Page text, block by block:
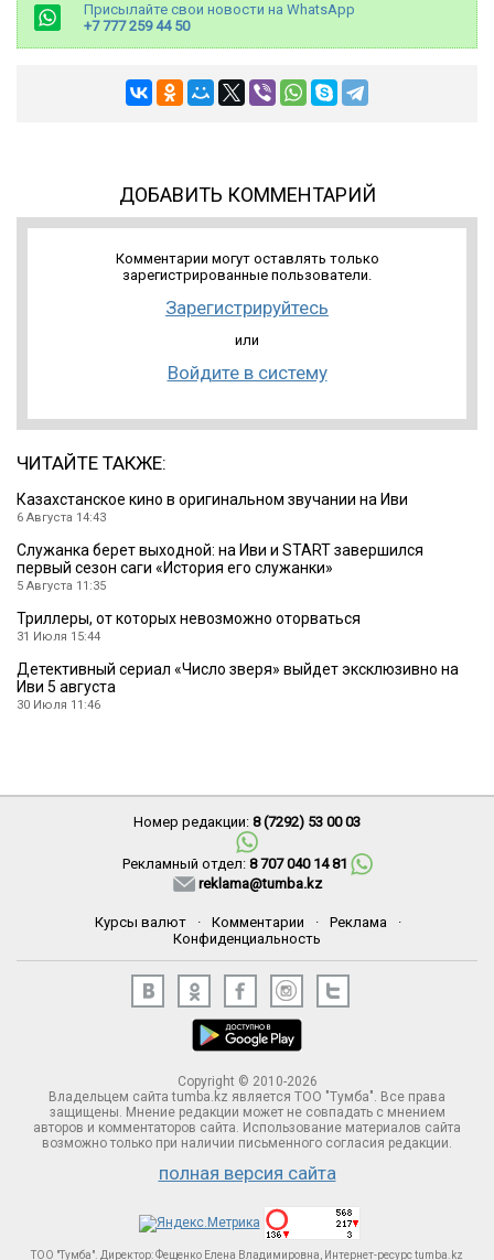
Присылайте свои новости на WhatsApp
+7 777 259 44 50
ДОБАВИТЬ КОММЕНТАРИЙ
Комментарии могут оставлять только
зарегистрированные пользователи.
Зарегистрируйтесь
или
Войдите в систему
ЧИТАЙТЕ ТАКЖЕ:
Казахстанское кино в оригинальном звучании на Иви
6 Августа 14:43
Служанка берет выходной: на Иви и START завершился
первый сезон саги «История его служанки»
5 Августа 11:35
Триллеры, от которых невозможно оторваться
31 Июля 15:44
Детективный сериал «Число зверя» выйдет эксклюзивно на
Иви 5 августа
30 Июля 11:46
Номер редакции: 8 (7292) 53 00 03
Рекламный отдел: 8 707 040 14 81
reklama@tumba.kz
Курсы валют · Комментарии · Реклама
·
Конфиденциальность
Copyright © 2010-2026
Владельцем сайта tumba.kz является ТОО "Тумба". Все права
защищены. Мнение редакции может не совпадать с мнением
авторов и комментаторов сайта. Использование материалов сайта
возможно только при наличии письменного согласия редакции.
полная версия сайта
ТОО "Тумба". Директор: Фещенко Елена Владимировна, Интернет-ресурс tumba.kz